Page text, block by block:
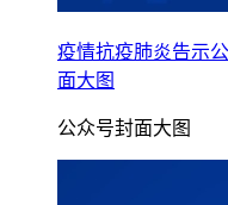
疫情抗疫肺炎告示
面大图
公众号封面大图